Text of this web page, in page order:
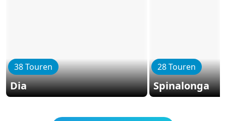
38 Touren
Dia
28 Touren
Spinalonga